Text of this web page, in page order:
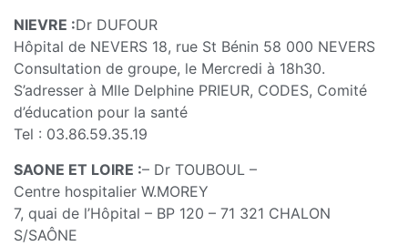
NIEVRE :Dr DUFOUR
Hôpital de NEVERS 18, rue St Bénin 58 000 NEVERS
Consultation de groupe, le Mercredi à 18h30.
S’adresser à Mlle Delphine PRIEUR, CODES, Comité
d’éducation pour la santé
Tel : 03.86.59.35.19
SAONE ET LOIRE :– Dr TOUBOUL –
Centre hospitalier W.MOREY
7, quai de l’Hôpital – BP 120 – 71 321 CHALON
S/SAÔNE